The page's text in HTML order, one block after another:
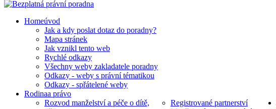
Homeúvod
Jak a kdy poslat dotaz do poradny?
Mapa stránek
Jak vznikl tento web
Rychlé odkazy
Všechny weby zakladatele poradny
Odkazy - weby s právní tématikou
Odkazy - spřátelené weby
Rodinaa právo
Rozvod manželství a péče o dítě,
Registrované partnerství